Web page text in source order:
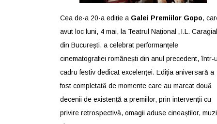
Cea de-a 20-a ediție a Galei Premiilor Gopo,
avut loc luni, 4 mai, la Teatrul Național „I.L.
din București, a celebrat performanțele
cinematografiei românești din anul precedent, într-
cadru festiv dedicat excelenței. Ediția aniversară a
fost completată de momente care au marcat două
decenii de existență a premiilor, prin intervenții cu
privire retrospectivă, omagii aduse cineaștilor,